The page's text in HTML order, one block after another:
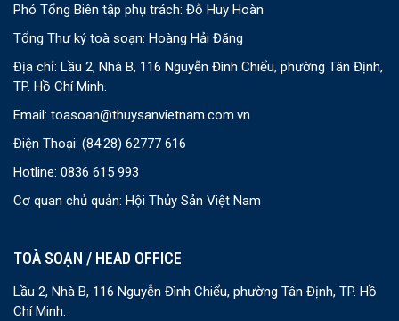
Phó Tổng Biên tập phụ trách: Đỗ Huy Hoàn
Tổng Thư ký toà soạn: Hoàng Hải Đăng
Địa chỉ: Lầu 2, Nhà B, 116 Nguyễn Đình Chiểu, phường Tân Định,
TP. Hồ Chí Minh.
Email: toasoan@thuysanvietnam.com.vn
Điện Thoại: (84.28) 62777 616
Hotline: 0836 615 993
Cơ quan chủ quản: Hội Thủy Sản Việt Nam
TOÀ SOẠN / HEAD OFFICE
Lầu 2, Nhà B, 116 Nguyễn Đình Chiểu, phường Tân Định, TP. Hồ
Chí Minh.